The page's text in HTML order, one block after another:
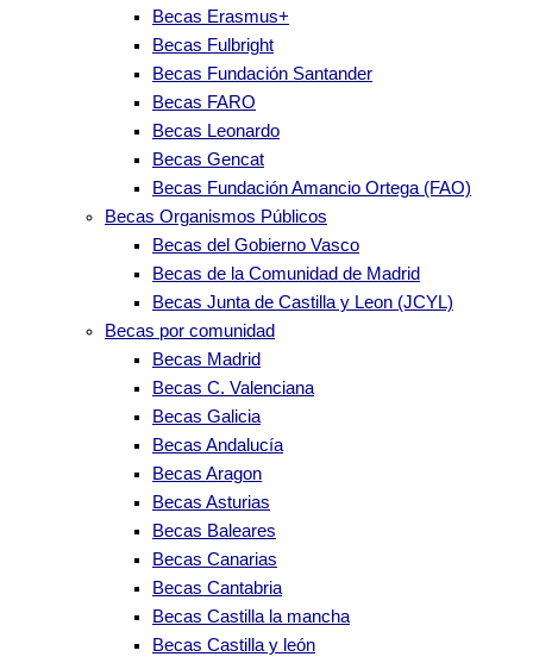
Becas Erasmus+
Becas Fulbright
Becas Fundación Santander
Becas FARO
Becas Leonardo
Becas Gencat
Becas Fundación Amancio Ortega (FAO)
Becas Organismos Públicos
Becas del Gobierno Vasco
Becas de la Comunidad de Madrid
Becas Junta de Castilla y Leon (JCYL)
Becas por comunidad
Becas Madrid
Becas C. Valenciana
Becas Galicia
Becas Andalucía
Becas Aragon
Becas Asturias
Becas Baleares
Becas Canarias
Becas Cantabria
Becas Castilla la mancha
Becas Castilla y león